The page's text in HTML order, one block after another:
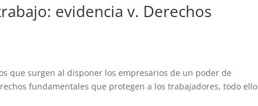
evidencia v. Derechos
que surgen al disponer los empresarios de un poder de
fundamentales que protegen a los trabajadores, todo ello